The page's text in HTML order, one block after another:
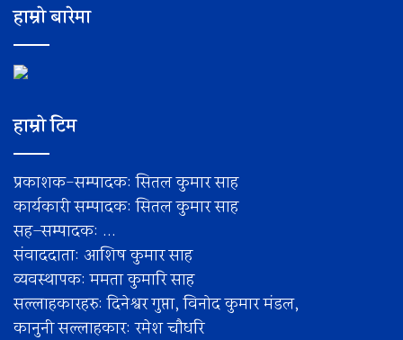
हाम्रो बारेमा
हाम्रो टिम
प्रकाशक-सम्पादक: सितल कुमार साह
कार्यकारी सम्पादक: सितल कुमार साह
सह–सम्पादक: ...
संवाददाता: आशिष कुमार साह
व्यवस्थापक: ममता कुमारि साह
सल्लाहकारहरु: दिनेश्वर गुप्ता, विनोद कुमार मंडल,
कानुनी सल्लाहकार: रमेश चाैधरि